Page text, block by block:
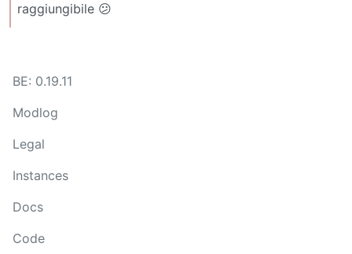
raggiungibile 😕
BE: 0.19.11
Modlog
Legal
Instances
Docs
Code